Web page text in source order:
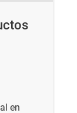
en